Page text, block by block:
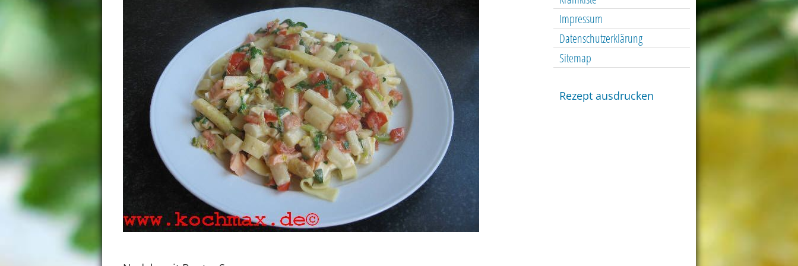
Impressum
Datenschutzerklärung
Sitemap
Rezept ausdrucken